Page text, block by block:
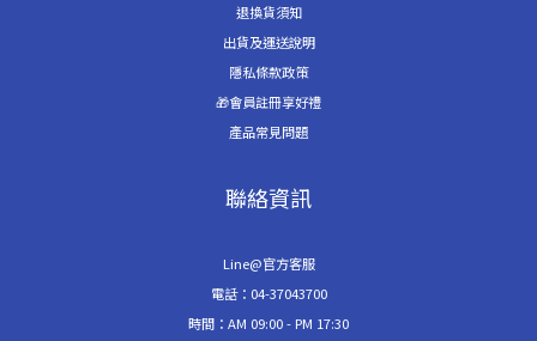
退換貨須知
出貨及運送說明
隱私條款政策
🎁會員註冊享好禮
產品常見問題
聯絡資訊
Line@官方客服
電話：04-37043700
時間：AM 09:00 - PM 17:30